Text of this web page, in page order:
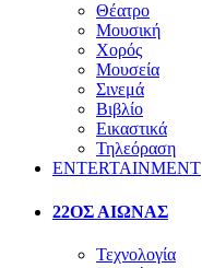
Θέατρο
Μουσική
Χορός
Μουσεία
Σινεμά
Βιβλίο
Εικαστικά
Τηλεόραση
ENTERTAINMENT
22ΟΣ ΑΙΩΝΑΣ
Τεχνολογία